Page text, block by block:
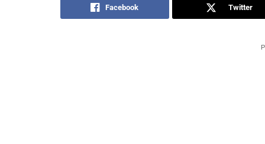
Facebook Twitter